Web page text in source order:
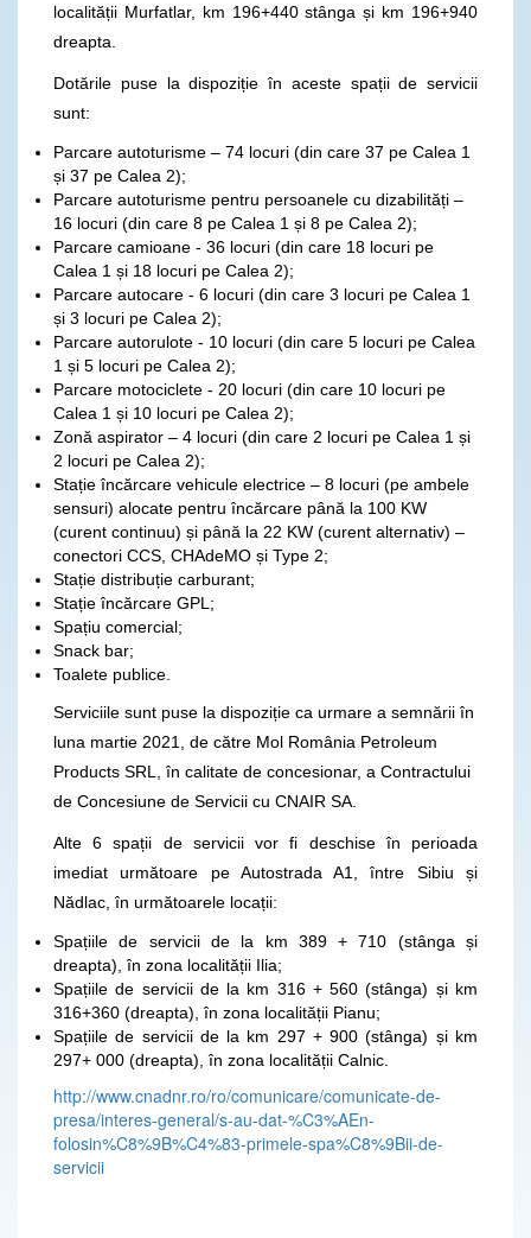
localității Murfatlar, km 196+440 stânga și km 196+940
dreapta.
Dotările puse la dispoziție în aceste spații de servicii
sunt:
Parcare autoturisme – 74 locuri (din care 37 pe Calea 1
și 37 pe Calea 2);
Parcare autoturisme pentru persoanele cu dizabilități –
16 locuri (din care 8 pe Calea 1 și 8 pe Calea 2);
Parcare camioane - 36 locuri (din care 18 locuri pe
Calea 1 și 18 locuri pe Calea 2);
Parcare autocare - 6 locuri (din care 3 locuri pe Calea 1
și 3 locuri pe Calea 2);
Parcare autorulote - 10 locuri (din care 5 locuri pe Calea
1 și 5 locuri pe Calea 2);
Parcare motociclete - 20 locuri (din care 10 locuri pe
Calea 1 și 10 locuri pe Calea 2);
Zonă aspirator – 4 locuri (din care 2 locuri pe Calea 1 și
2 locuri pe Calea 2);
Stație încărcare vehicule electrice – 8 locuri (pe ambele
sensuri) alocate pentru încărcare până la 100 KW
(curent continuu) și până la 22 KW (curent alternativ) –
conectori CCS, CHAdeMO și Type 2;
Stație distribuție carburant;
Stație încărcare GPL;
Spațiu comercial;
Snack bar;
Toalete publice.
Serviciile sunt puse la dispoziție ca urmare a semnării în
luna martie 2021, de către Mol România Petroleum
Products SRL, în calitate de concesionar, a Contractului
de Concesiune de Servicii cu CNAIR SA.
Alte 6 spații de servicii vor fi deschise în perioada
imediat următoare pe Autostrada A1, între Sibiu și
Nădlac, în următoarele locații:
Spațiile de servicii de la km 389 + 710 (stânga și
dreapta), în zona localității Ilia;
Spațiile de servicii de la km 316 + 560 (stânga) și km
316+360 (dreapta), în zona localității Pianu;
Spațiile de servicii de la km 297 + 900 (stânga) și km
297+ 000 (dreapta), în zona localității Calnic.
http://www.cnadnr.ro/ro/comunicare/comunicate-de-
presa/interes-general/s-au-dat-%C3%AEn-
folosin%C8%9B%C4%83-primele-spa%C8%9Bii-de-
servicii